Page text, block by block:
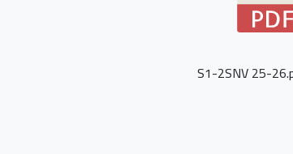
S1-2SNV 25-